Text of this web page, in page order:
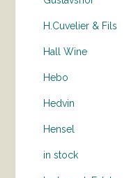
H.Cuvelier & Fils
Hall Wine
Hebo
Hedvin
Hensel
in stock